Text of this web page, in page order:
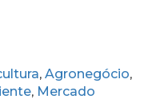
, Agronegócio,
, Mercado